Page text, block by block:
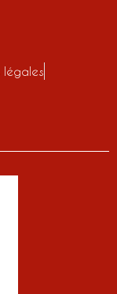
légales